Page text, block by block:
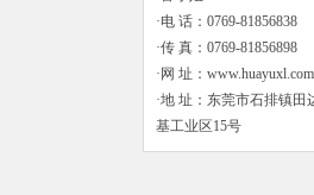
·电 话：0769-81856838
·传 真：0769-81856898
·网 址：www.huayuxl.com
·地 址：东莞市石排镇田
基工业区15号